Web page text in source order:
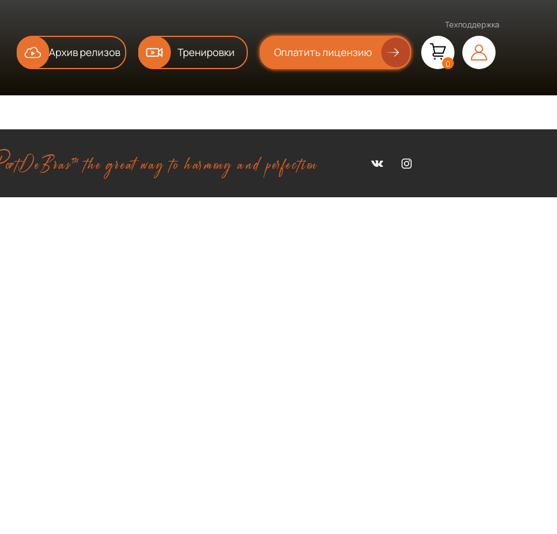
Техподдержка
0
Оплатить лицензию
Тренировки
Архив релизов